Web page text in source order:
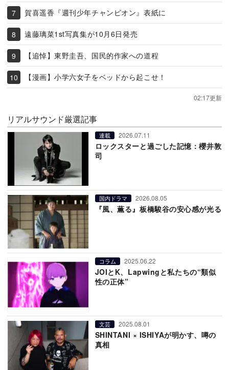
賀喜遥香『週刊少年チャンピオン』表紙に
遠藤璃菜1st写真集が10月6日発売
【追悼】東野圭吾、国民的作家への道程
【漫画】小学六女子をベッドから起こせ！
02:17更新
リアルサウンド厳選記事
連載 2026.07.11
ロックスターと過ごした記憶：櫻井敦
司
国内ドラマ 2026.08.05
『風、薫る』板橋駿谷の安心感が光る
コラム 2025.06.22
JOIとK、Lapwingと私たちの“類似
性の正体”
文芸 2025.08.01
SHINTANI × ISHIYAが明かす、噂の
真相